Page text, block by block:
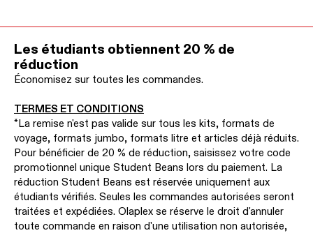
Les étudiants obtiennent 20 % de
réduction
Économisez sur toutes les commandes.
TERMES ET CONDITIONS
*La remise n'est pas valide sur tous les kits, formats de
voyage, formats jumbo, formats litre et articles déjà réduits.
Pour bénéficier de 20 % de réduction, saisissez votre code
promotionnel unique Student Beans lors du paiement. La
réduction Student Beans est réservée uniquement aux
étudiants vérifiés. Seules les commandes autorisées seront
traitées et expédiées. Olaplex se réserve le droit d'annuler
toute commande en raison d'une utilisation non autorisée,